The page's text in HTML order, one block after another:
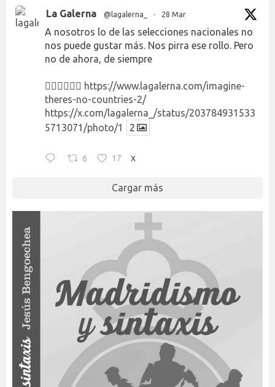
La Galerna @lagalerna_ · 28 Mar
A nosotros lo de las selecciones nacionales no
nos puede gustar más. Nos pirra ese rollo. Pero
no de ahora, de siempre
👉🏻👉🏻👉🏻 https://www.lagalerna.com/imagine-
theres-no-countries-2/
https://x.com/lagalerna_/status/203784931533
5713071/photo/1
2
6 17 X
Cargar más